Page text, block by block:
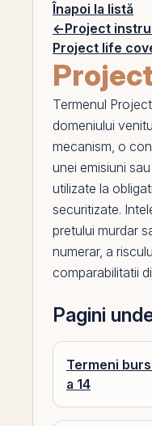
Înapoi la listă
←Project
Project life
Termenul
domeniului
mecanism, o
unei emisiuni
utilizate la
securitizate.
pretului murdar
numerar, a
comparabilitatii
Pagini
Termeni
a 14